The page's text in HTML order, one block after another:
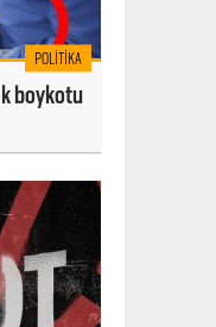
POLITIKA
boykotu